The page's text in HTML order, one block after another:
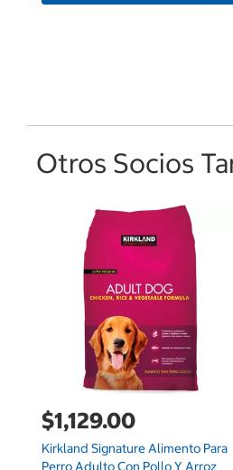
Otros Socios
$1,129.00
Kirkland Signature Alimento Para
Perro Adulto Con Pollo Y Arroz